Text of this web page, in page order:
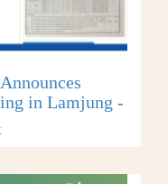
in Lamjung -